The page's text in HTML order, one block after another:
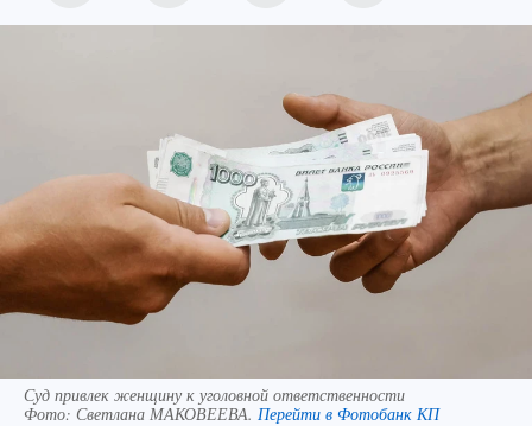
Суд привлек женщину к уголовной ответственности
Фото: Светлана МАКОВЕЕВА. Перейти в Фотобанк КП